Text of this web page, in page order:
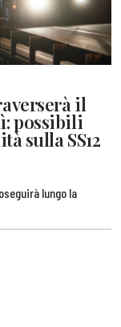
il
possibili
sulla SS12
lungo la